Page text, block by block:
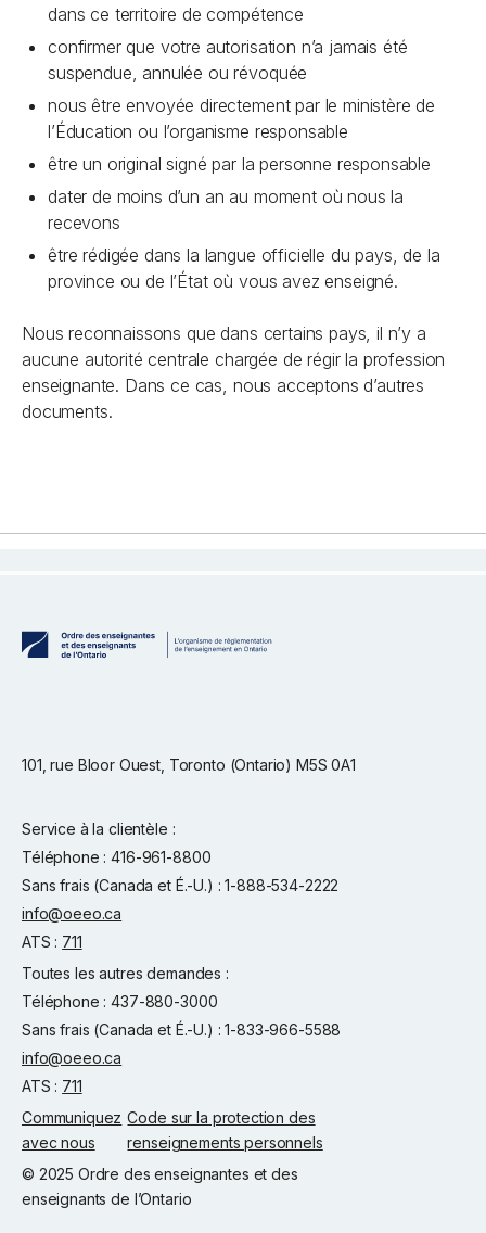
dans ce territoire de compétence
confirmer que votre autorisation n’a jamais été
suspendue, annulée ou révoquée
nous être envoyée directement par le ministère de
l’Éducation ou l’organisme responsable
être un original signé par la personne responsable
dater de moins d’un an au moment où nous la
recevons
être rédigée dans la langue officielle du pays, de la
province ou de l’État où vous avez enseigné.
Nous reconnaissons que dans certains pays, il n’y a
aucune autorité centrale chargée de régir la profession
enseignante. Dans ce cas, nous acceptons d’autres
documents.
101, rue Bloor Ouest, Toronto (Ontario) M5S 0A1
Service à la clientèle :
Téléphone : 416-961-8800
Sans frais (Canada et É.-U.) : 1-888-534-2222
info@oeeo.ca
ATS : 711
Toutes les autres demandes :
Téléphone : 437-880-3000
Sans frais (Canada et É.-U.) : 1-833-966-5588
info@oeeo.ca
ATS : 711
Communiquez
avec nous
Code sur la protection des
renseignements personnels
© 2025 Ordre des enseignantes et des
enseignants de l’Ontario